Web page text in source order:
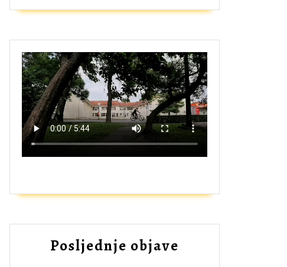
Posljednje objave